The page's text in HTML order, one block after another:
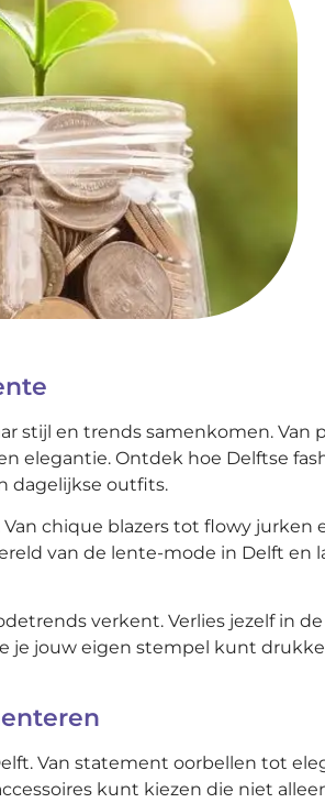
stijl en trends samenkomen. Van
elegantie. Ontdek hoe Delftse
dagelijkse outfits.
chique blazers tot flowy jurken
van de lente-mode in Delft en
verkent. Verlies jezelf in
je jouw eigen stempel kunt
Van statement oorbellen tot
kunt kiezen die niet